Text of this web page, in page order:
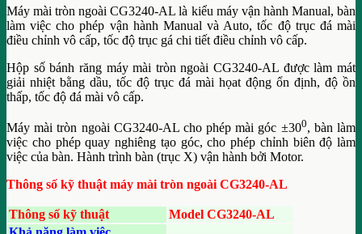
Máy mài tròn ngoài CG3240-AL là kiểu máy vận hành Manual, bàn
làm việc cho phép vận hành Manual và Auto, tốc độ trục đá mài
điều chỉnh vô cấp, tốc độ trục gá chi tiết điều chỉnh vô cấp.
Hộp số bánh răng máy mài tròn ngoài CG3240-AL được làm mát
giải nhiệt bằng dầu, tốc độ trục đá mài họat động ổn định, độ ồn
thấp, tốc độ đá mài vô cấp.
Máy mài tròn ngoài CG3240-AL cho phép mài góc ±300, bàn làm
việc cho phép quay nghiêng tạo góc, cho phép chỉnh biên độ làm
việc của bàn. Hành trình bàn (trục X) vận hành bởi Motor.
Thông số kỹ thuật máy mài tròn ngoài CG3240-AL
Thông số kỹ thuật
Model CG3240-AL